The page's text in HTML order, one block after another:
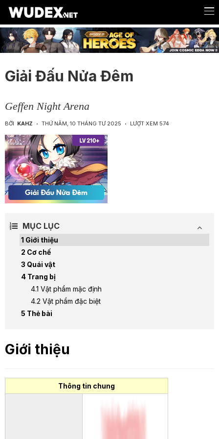
Giải Đấu Nửa Đêm
Geffen Night Arena
BỞI KAHZ THỨ NĂM, 10 THÁNG TƯ 2025 LƯỢT XEM 574
MỤC LỤC
Giới thiệu
Cơ chế
Quái vật
Trang bị
Vật phẩm mặc định
Vật phẩm đặc biệt
Thẻ bài
Giới thiệu
Thông tin chung